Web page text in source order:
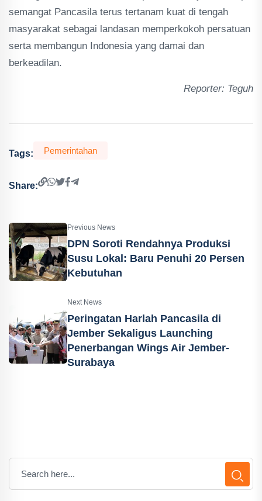
semangat Pancasila terus tertanam kuat di tengah
masyarakat sebagai landasan memperkokoh persatuan
serta membangun Indonesia yang damai dan
berkeadilan.
Reporter: Teguh
Tags: Pemerintahan
Share:
Previous News
DPN Soroti Rendahnya Produksi
Susu Lokal: Baru Penuhi 20 Persen
Kebutuhan
Next News
Peringatan Harlah Pancasila di
Jember Sekaligus Launching
Penerbangan Wings Air Jember-
Surabaya